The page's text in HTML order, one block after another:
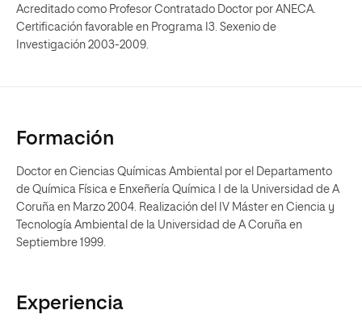
Acreditado como Profesor Contratado Doctor por ANECA.
Certificación favorable en Programa I3. Sexenio de
Investigación 2003-2009.
Formación
Doctor en Ciencias Químicas Ambiental por el Departamento
de Química Física e Enxeñería Química I de la Universidad de A
Coruña en Marzo 2004. Realización del IV Máster en Ciencia y
Tecnología Ambiental de la Universidad de A Coruña en
Septiembre 1999.
Experiencia